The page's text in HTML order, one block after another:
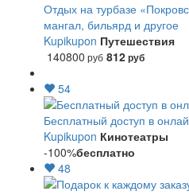
Отдых на турбазе
мангал, бильярд и другое
Kupikupon Путешествия
140800 руб 812руб
54
Бесплатный доступ в
Kupikupon Кинотеатры
-100%бесплатно
48